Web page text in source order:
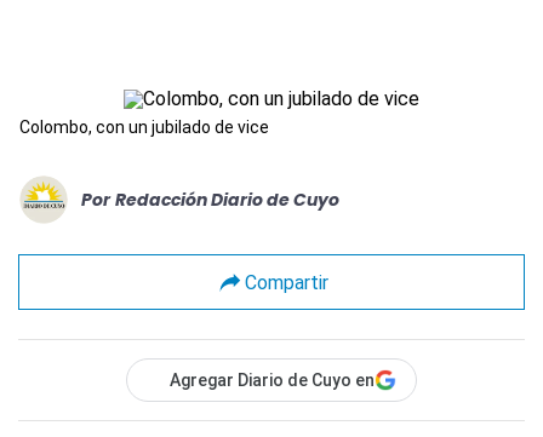
Colombo, con un jubilado de vice
Por Redacción Diario de Cuyo
Compartir
Agregar Diario de Cuyo en